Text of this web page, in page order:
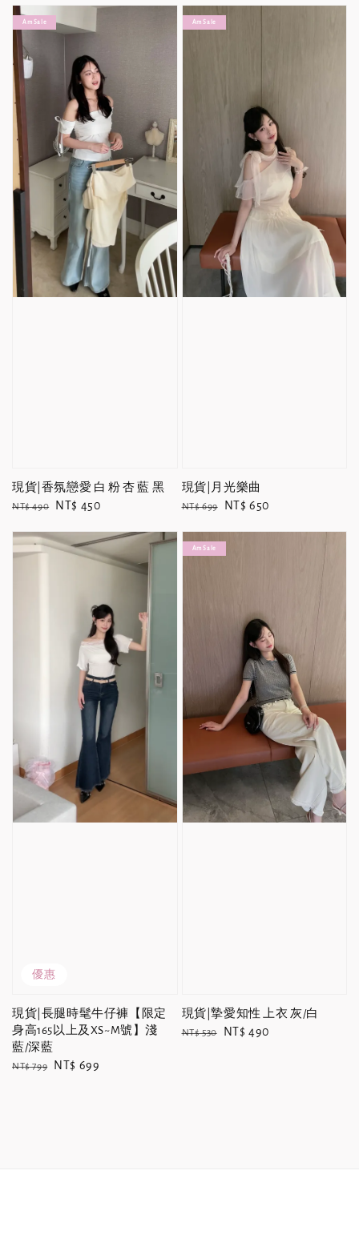
Am Sale
現貨|香氛戀愛 白 粉 杏 藍 黑
Regular
NT$ 490
Sale
NT$ 450
Am Sale
現貨|月光樂曲
Regular
NT$ 699
Sale
NT$ 650
優惠
現貨|長腿時髦牛仔褲【限定
身高165以上及XS~M號】淺
藍/深藍
Regular
NT$ 799
Sale
NT$ 699
Am Sale
現貨|摯愛知性 上衣 灰/白
Regular
NT$ 530
Sale
NT$ 490